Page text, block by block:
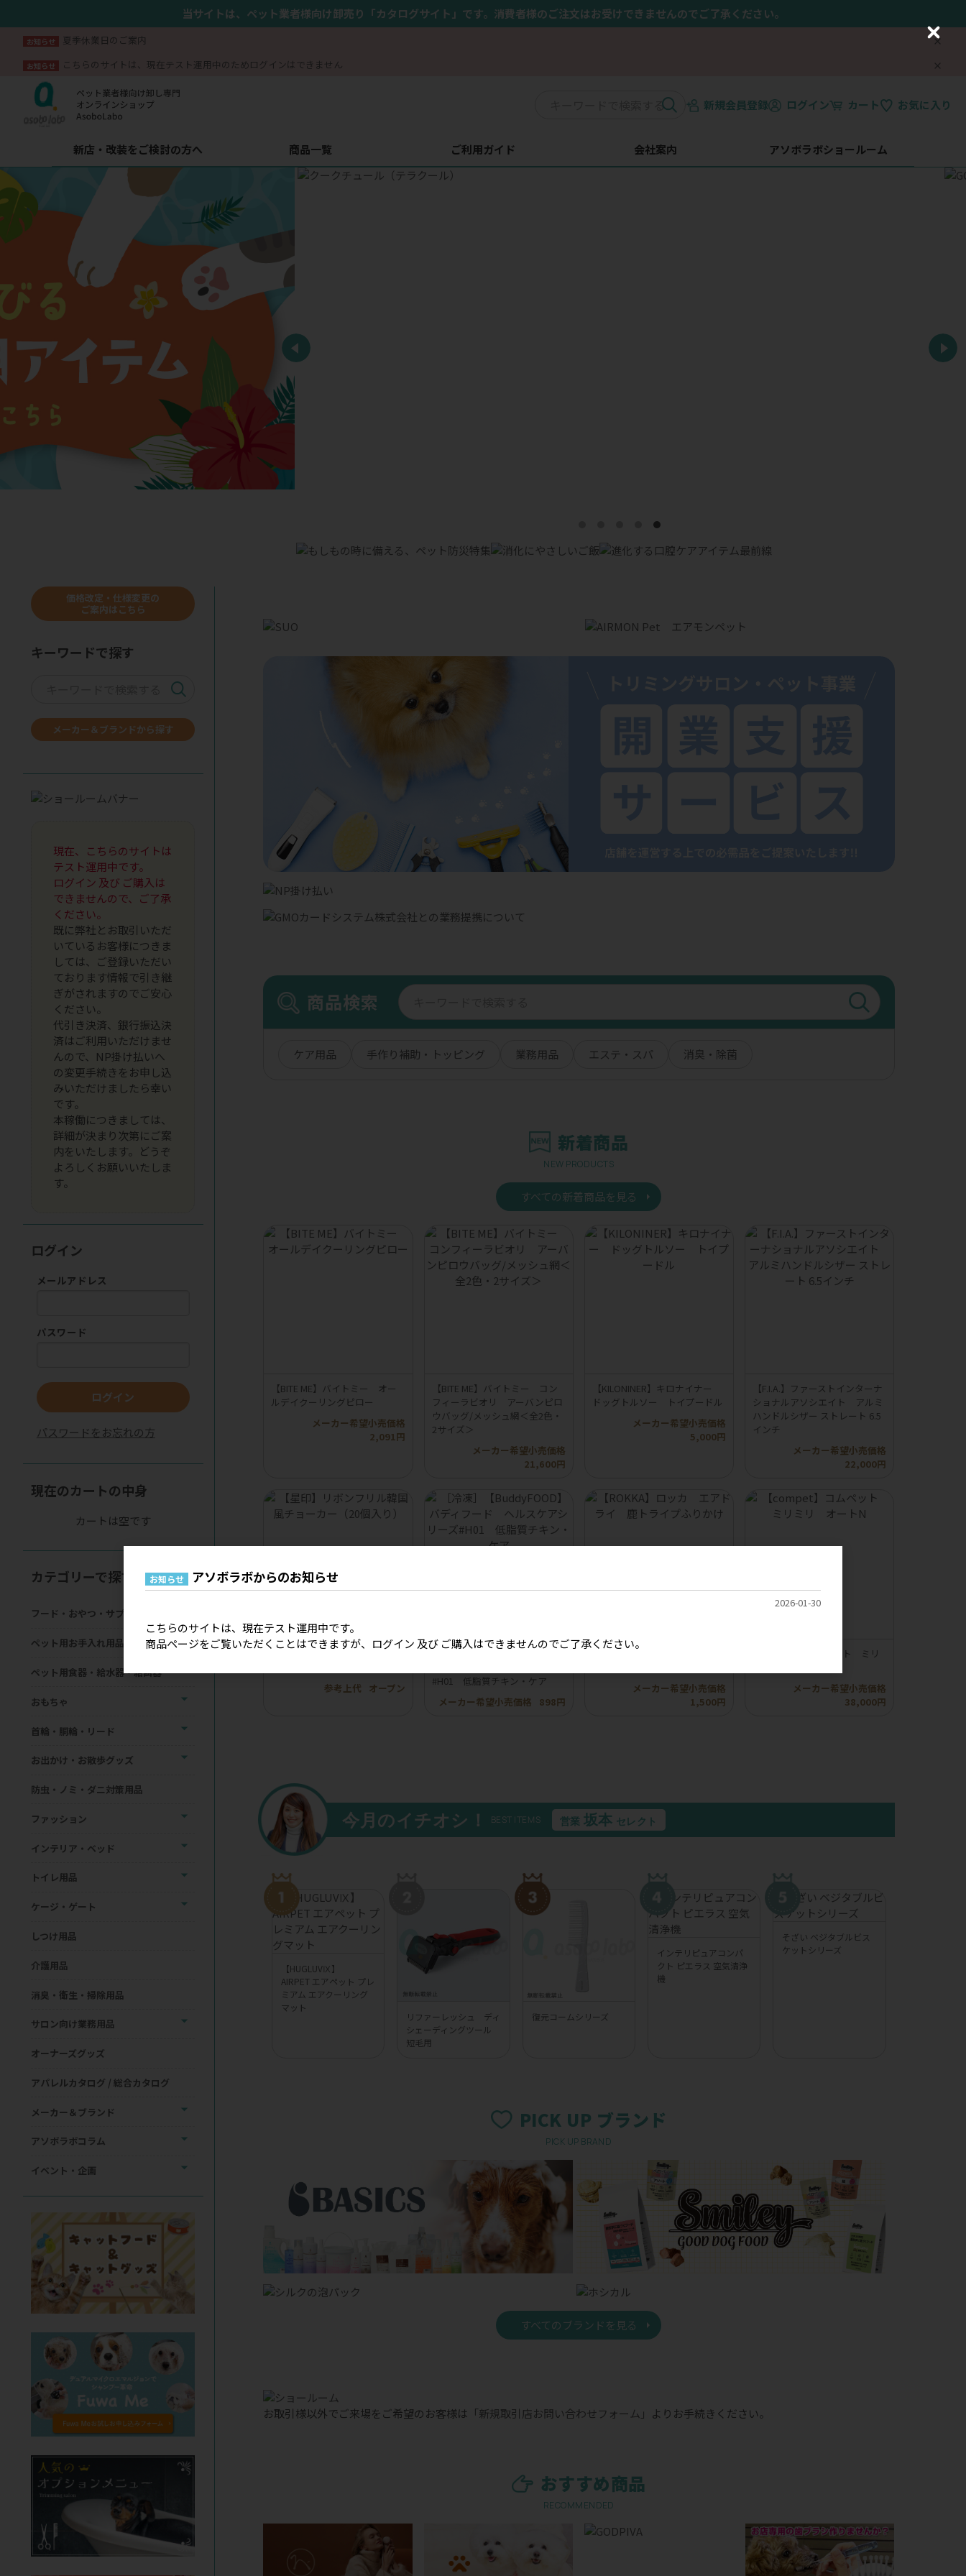
当サイトは、ペット業者様向け卸売り「カタログサイト」です。消費者様のご注文はお受けできませんのでご了承ください。
お知らせ 夏季休業日のご案内
お知らせ こちらのサイトは、現在テスト運用中のためログインはできません
新規会員登録 ログイン カート お気に入り
新店・改装をご検討の方へ 商品一覧 ご利用ガイド 会社案内 アソボラボショールーム
商品検索
ケア用品 手作り補助・トッピング 業務用品 エステ・スパ 消臭・除菌
新着商品
NEW PRODUCTS
すべての新着商品を見る
【BITE ME】バイトミー オー
ルデイクーリングピロー
メーカー希望小売価格
2,091円
【BITE ME】バイトミー コン
フィーラビオリ アーバンピロ
ウバッグ/メッシュ網＜全2色・
2サイズ＞
メーカー希望小売価格
21,600円
【KILONINER】キロナイナー
ドッグトルソー トイプードル
メーカー希望小売価格
5,000円
【F.I.A.】ファーストインターナ
ショナルアソシエイト アルミ
ハンドルシザー ストレート 6.5
インチ
メーカー希望小売価格
22,000円
【星印】リボンフリル韓国風チ
参考上代
オープン
［冷凍］【BuddyFOOD】バデ
#H01 低脂質チキン・ケア
メーカー希望小売価格
898円
【ROKKA】ロッカ エアドラ
メーカー希望小売価格
1,500円
【compet】コムペット ミリ
メーカー希望小売価格
38,000円
今月のイチオシ！ BEST ITEMS 営業 坂本 セレクト
【HUGLUVⅨ】
AIRPET エアペット プレ
ミアム エアクーリング
マット
リファーレッシュ ディ
シェーディングツール
短毛用
復元コームシリーズ
インテリピュアコンパ
クト ピエラス 空気清浄
機
そざい ベジタブルビス
ケットシリーズ
PICK UP ブランド
PICK UP BRAND
すべてのブランドを見る
お取引様以外でご来場をご希望のお客様は 「新規取引店お問い合わせフォーム」 よりお手続きください。
おすすめ商品
RECOMMENDED
価格改定・仕様変更の
ご案内はこちら
キーワードで探す
メーカー＆ブランドから探す
現在、こちらのサイトは
テスト運用中です。
ログイン 及び ご購入は
できませんので、ご了承
ください。
既に弊社とお取引いただ
いているお客様につきま
しては、ご登録いただい
ております情報で引き継
ぎがされますのでご安心
ください。
代引き決済、銀行振込決
済はご利用いただけませ
んので、NP掛け払いへ
の変更手続きをお申し込
みいただけましたら幸い
です。
本稼働につきましては、
詳細が決まり次第にご案
内をいたします。どうぞ
よろしくお願いいたしま
す。
ログイン
メールアドレス
パスワード
ログイン
パスワードをお忘れの方
現在のカートの中身
カートは空です
カテゴリーで探す
フード・おやつ・サプリメント
ペット用お手入れ用品
ペット用食器・給水器・給餌器
おもちゃ
首輪・胴輪・リード
お出かけ・お散歩グッズ
防虫・ノミ・ダニ対策用品
ファッション
インテリア・ベッド
トイレ用品
ケージ・ゲート
しつけ用品
介護用品
消臭・衛生・掃除用品
サロン向け業務用品
オーナーズグッズ
アパレルカタログ / 総合カタログ
メーカー＆ブランド
アソボラボコラム
イベント・企画
お知らせ アソボラボからのお知らせ
2026-01-30
こちらのサイトは、現在テスト運用中です。
商品ページをご覧いただくことはできますが、ログイン 及び ご購入はできませんのでご了承ください。
C
o